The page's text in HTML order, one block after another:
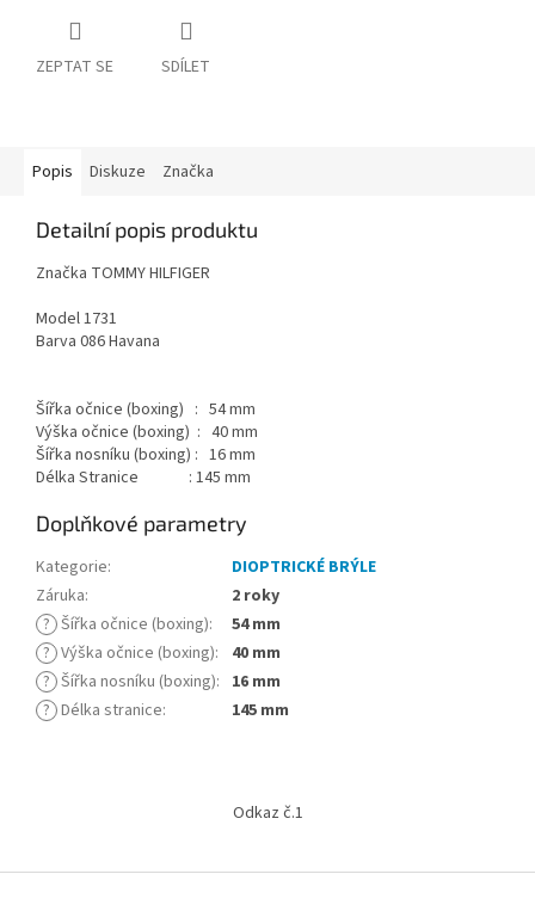
ZEPTAT SE SDÍLET
Popis Diskuze Značka
Detailní popis produktu
Značka TOMMY HILFIGER
Model 1731
Barva 086 Havana
Šířka očnice (boxing) : 54 mm
Výška očnice (boxing) : 40 mm
Šířka nosníku (boxing) : 16 mm
Délka Stranice : 145 mm
Doplňkové parametry
Kategorie:
DIOPTRICKÉ BRÝLE
Záruka:
2 roky
? Šířka očnice (boxing):
54 mm
? Výška očnice (boxing):
40 mm
? Šířka nosníku (boxing): 16 mm
? Délka stranice: 145 mm
Odkaz č.1